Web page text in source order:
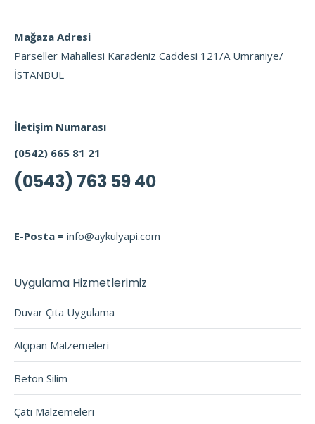
Mağaza Adresi
Parseller Mahallesi Karadeniz Caddesi 121/A Ümraniye/
İSTANBUL
İletişim Numarası
(0542) 665 81 21
(0543) 763 59 40
E-Posta = info@aykulyapi.com
Uygulama Hizmetlerimiz
Duvar Çıta Uygulama
Alçıpan Malzemeleri
Beton Silim
Çatı Malzemeleri